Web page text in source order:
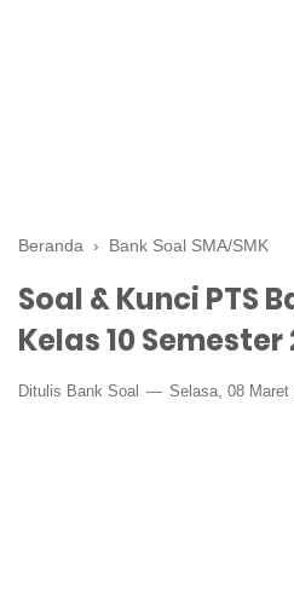
Beranda › Bank Soal SMA/SMK
Soal & Kunci PTS
Kelas 10 Semester
Ditulis Bank Soal Selasa, 08 Maret